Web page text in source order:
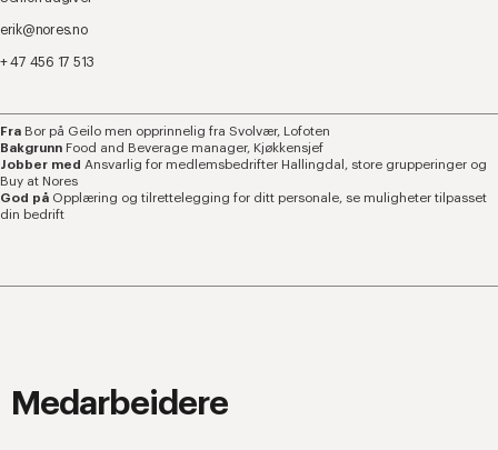
erik@nores.no
+ 47 456 17 513
Fra Bor på Geilo men opprinnelig fra Svolvær, Lofoten
Bakgrunn Food and Beverage manager, Kjøkkensjef
Jobber med Ansvarlig for medlemsbedrifter Hallingdal, store grupperinger og
Buy at Nores
God på Opplæring og tilrettelegging for ditt personale, se muligheter tilpasset
din bedrift
Medarbeidere